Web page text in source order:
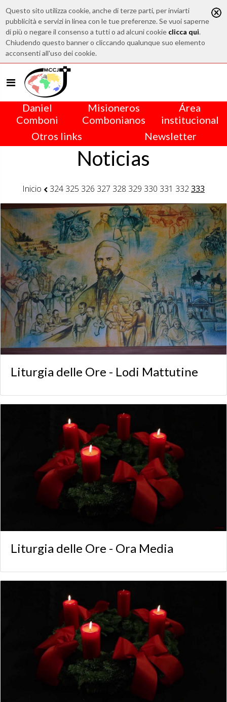
Questo sito utilizza cookie, anche di terze parti, per inviarti
pubblicità e servizi in linea con le tue preferenze. Se vuoi saperne
di più o negare il consenso a tutti o ad alcuni cookie clicca qui.
Chiudendo questo banner o cliccando qualunque suo elemento
acconsenti all'uso dei cookie.
Daniel
Comboni
Misioneros
Combonianos
Área
institucional
Otros links
Newsletter
Noticias
Inicio 324 325 326 327 328 329 330 331 332333
Liturgia delle Ore - Lodi Mattutine
Liturgia delle Ore - Ora Media